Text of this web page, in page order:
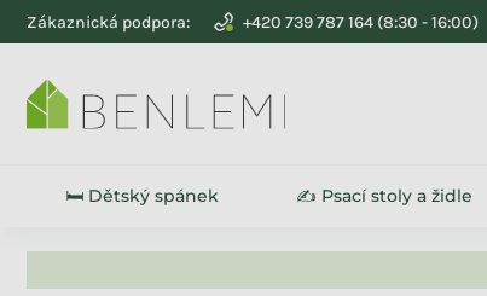
Přejít na obsah
Zákaznická podpora: +420 739 787 164
🛏️ Dětský spánek ✍️ Psací stoly a židle